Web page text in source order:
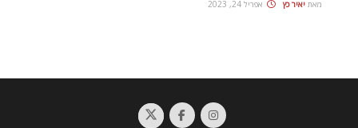
מאת יאיר כץ אפריל 24, 2023